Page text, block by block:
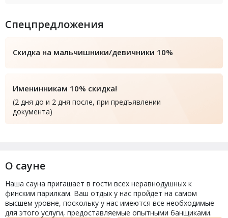
Спецпредложения
Скидка на мальчишники/девичники 10%
Именинникам 10% скидка!
(2 дня до и 2 дня после, при предъявлении
документа)
О сауне
Наша сауна пригашает в гости всех неравнодушных к
финским парилкам. Ваш отдых у нас пройдет на самом
высшем уровне, поскольку у нас имеются все необходимые
для этого услуги, предоставляемые опытными банщиками.